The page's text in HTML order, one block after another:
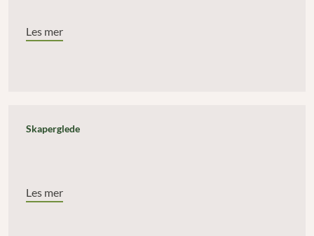
Les mer
Skaperglede
Les mer